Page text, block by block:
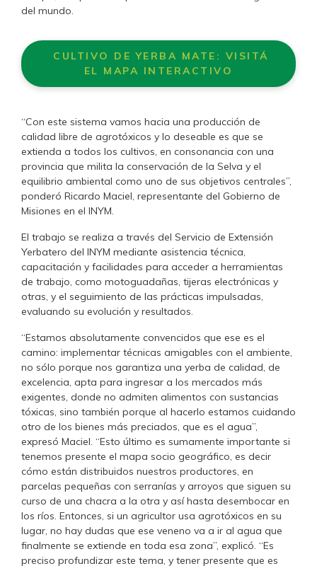
del mundo.
CULTIVO DE YERBA MATE: VISITÁ
EL MAPA INTERACTIVO
“Con este sistema vamos hacia una producción de
calidad libre de agrotóxicos y lo deseable es que se
extienda a todos los cultivos, en consonancia con una
provincia que milita la conservación de la Selva y el
equilibrio ambiental como uno de sus objetivos centrales”,
ponderó Ricardo Maciel, representante del Gobierno de
Misiones en el INYM.
El trabajo se realiza a través del Servicio de Extensión
Yerbatero del INYM mediante asistencia técnica,
capacitación y facilidades para acceder a herramientas
de trabajo, como motoguadañas, tijeras electrónicas y
otras, y el seguimiento de las prácticas impulsadas,
evaluando su evolución y resultados.
“Estamos absolutamente convencidos que ese es el
camino: implementar técnicas amigables con el ambiente,
no sólo porque nos garantiza una yerba de calidad, de
excelencia, apta para ingresar a los mercados más
exigentes, donde no admiten alimentos con sustancias
tóxicas, sino también porque al hacerlo estamos cuidando
otro de los bienes más preciados, que es el agua”,
expresó Maciel. “Esto último es sumamente importante si
tenemos presente el mapa socio geográfico, es decir
cómo están distribuidos nuestros productores, en
parcelas pequeñas con serranías y arroyos que siguen su
curso de una chacra a la otra y así hasta desembocar en
los ríos. Entonces, si un agricultor usa agrotóxicos en su
lugar, no hay dudas que ese veneno va a ir al agua que
finalmente se extiende en toda esa zona”, explicó. “Es
preciso profundizar este tema, y tener presente que es